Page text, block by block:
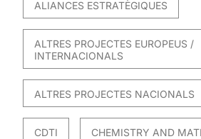
ALIANCES ESTRATÈGIQUES
ALTRES PROJECTES EUROPEUS /
INTERNACIONALS
ALTRES PROJECTES NACIONALS
CDTI CHEMISTRY AND